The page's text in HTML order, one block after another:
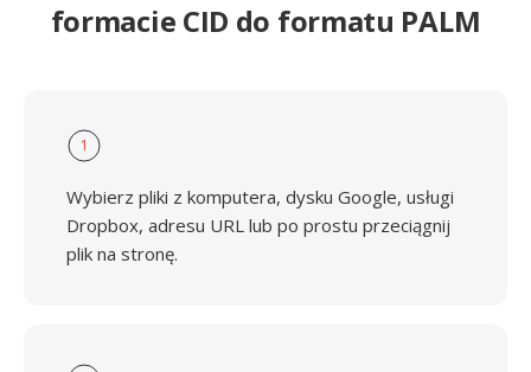
formacie CID do formatu PALM
1
Wybierz pliki z komputera, dysku Google, usługi
Dropbox, adresu URL lub po prostu przeciągnij
plik na stronę.